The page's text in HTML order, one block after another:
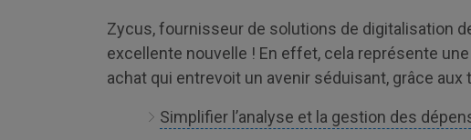
Zycus, fournisseur de solutions de digitalisation
excellente nouvelle ! En effet, cela représente
achat qui entrevoit un avenir séduisant, grâce
Simplifier l’analyse et la gestion des